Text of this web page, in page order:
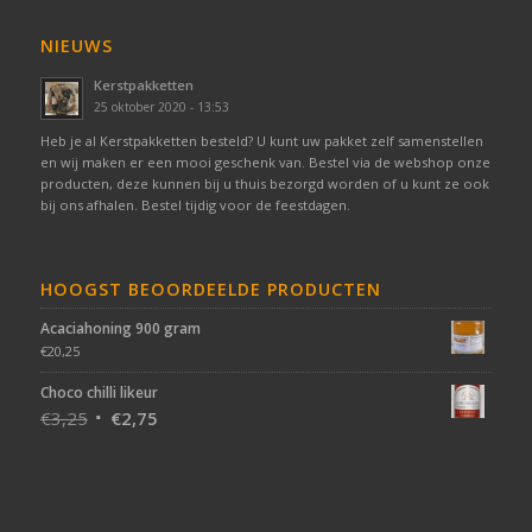
NIEUWS
Kerstpakketten
25 oktober 2020 - 13:53
Heb je al Kerstpakketten besteld? U kunt uw pakket zelf samenstellen
en wij maken er een mooi geschenk van. Bestel via de webshop onze
producten, deze kunnen bij u thuis bezorgd worden of u kunt ze ook
bij ons afhalen. Bestel tijdig voor de feestdagen.
HOOGST BEOORDEELDE PRODUCTEN
Acaciahoning 900 gram
€20,25
Choco chilli likeur
€3,25 €2,75